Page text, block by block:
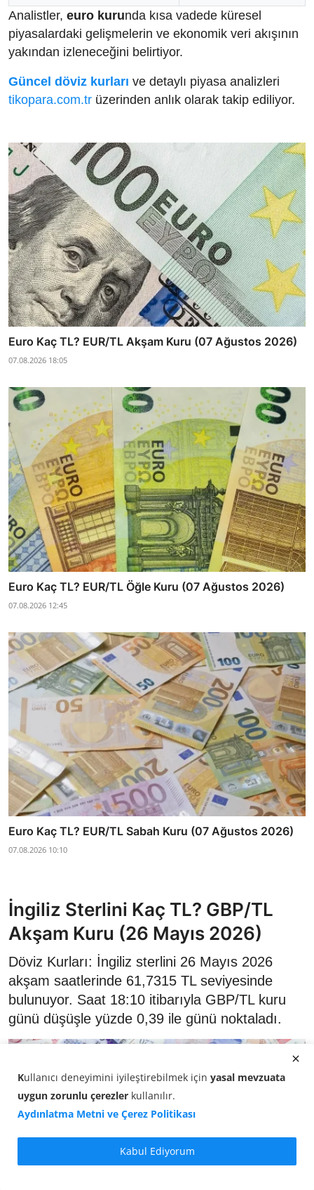
Analistler, euro kurunda kısa vadede küresel
piyasalardaki gelişmelerin ve ekonomik veri akışının
yakından izleneceğini belirtiyor.
Güncel döviz kurları ve detaylı piyasa analizleri
tikopara.com.tr üzerinden anlık olarak takip ediliyor.
Euro Kaç TL? EUR/TL Akşam Kuru (07 Ağustos 2026)
07.08.2026 18:05
Euro Kaç TL? EUR/TL Öğle Kuru (07 Ağustos 2026)
07.08.2026 12:45
Euro Kaç TL? EUR/TL Sabah Kuru (07 Ağustos 2026)
07.08.2026 10:10
İngiliz Sterlini Kaç TL? GBP/TL
Akşam Kuru (26 Mayıs 2026)
Döviz Kurları: İngiliz sterlini 26 Mayıs 2026
akşam saatlerinde 61,7315 TL seviyesinde
bulunuyor. Saat 18:10 itibarıyla GBP/TL kuru
günü düşüşle yüzde 0,39 ile günü noktaladı.
Kullanıcı deneyimini iyileştirebilmek için yasal mevzuata
uygun zorunlu çerezler kullanılır.
Aydınlatma Metni ve Çerez Politikası
Kabul Ediyorum